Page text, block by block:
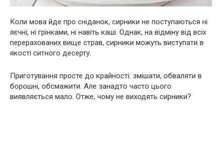
Коли мова йде про сніданок, сирники не поступаються ні
яєчні, ні грінками, ні навіть каші. Однак, на відміну від всіх
перерахованих вище страв, сирники можуть виступати в
якості ситного десерту.
Приготування просте до крайності: змішати, обваляти в
борошні, обсмажити. Але занадто часто цього
виявляється мало. Отже, чому не виходять сирники?